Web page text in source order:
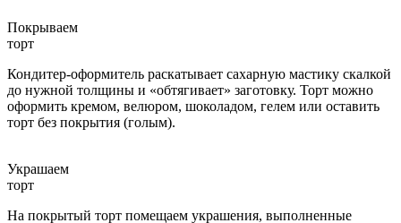
Покрываем
торт
Кондитер-оформитель раскатывает сахарную мастику скалкой
до нужной толщины и «обтягивает» заготовку. Торт можно
оформить кремом, велюром, шоколадом, гелем или оставить
торт без покрытия (голым).
Украшаем
торт
На покрытый торт помещаем украшения, выполненные